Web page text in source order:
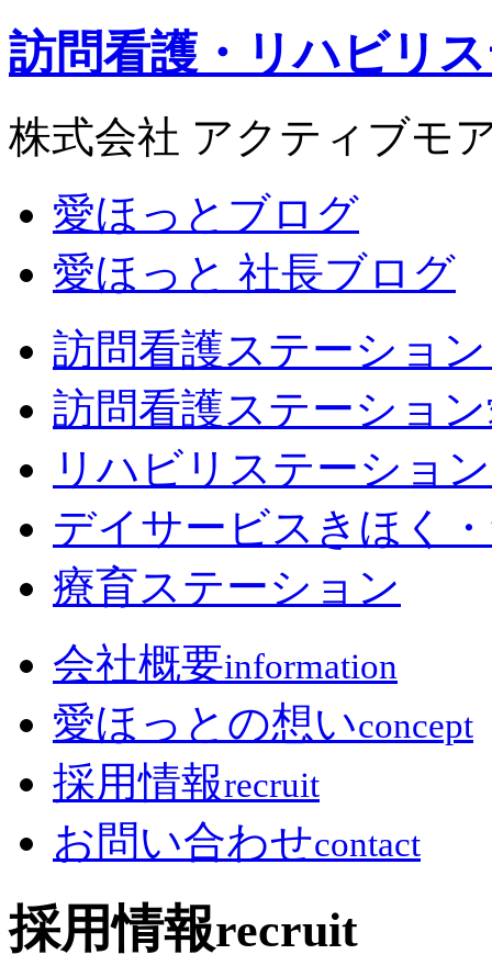
訪問看護・リハビリ
株式会社 アクティブモ
愛ほっとブログ
愛ほっと 社長ブログ
訪問看護ステーショ
訪問看護ステーショ
リハビリステーショ
デイサービスきほく
療育ステーション
会社概要information
愛ほっとの想いconcept
採用情報recruit
お問い合わせcontact
採用情報recruit